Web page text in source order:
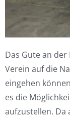
Das Gute an
Verein auf die
eingehen
es die
aufzustellen. Da